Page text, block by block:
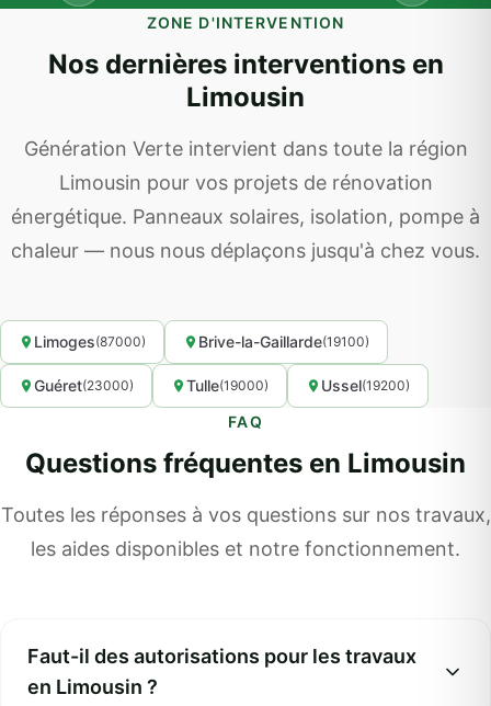
ZONE D'INTERVENTION
Nos dernières interventions en
Limousin
Génération Verte intervient dans toute la région
Limousin pour vos projets de rénovation
énergétique. Panneaux solaires, isolation, pompe à
chaleur — nous nous déplaçons jusqu'à chez vous.
Limoges(87000) Brive-la-Gaillarde(19100)
Guéret(23000) Tulle(19000) Ussel(19200)
FAQ
Questions fréquentes en Limousin
Toutes les réponses à vos questions sur nos travaux,
les aides disponibles et notre fonctionnement.
Faut-il des autorisations pour les travaux
en Limousin ?